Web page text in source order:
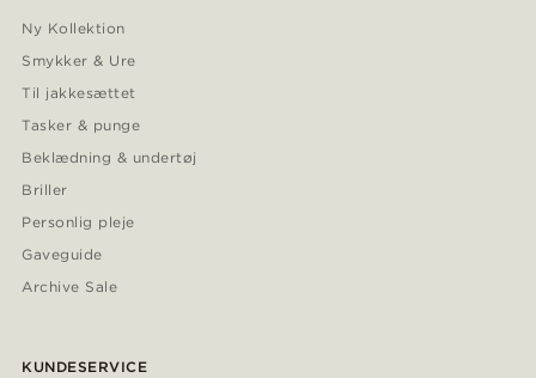
Ny Kollektion
Smykker & Ure
Til jakkesættet
Tasker & punge
Beklædning & undertøj
Briller
Personlig pleje
Gaveguide
Archive Sale
KUNDESERVICE